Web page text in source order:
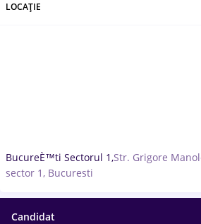
LOCAȚIE
BucureÈ™ti Sectorul 1,Str. Grigore
sector 1, Bucuresti
Candidat